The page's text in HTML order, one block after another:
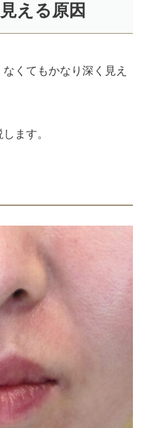
える原因
くてもかなり深く見え
ます。